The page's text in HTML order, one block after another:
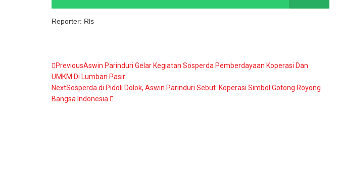
Reporter: Rls
PreviousAswin Parinduri Gelar Kegiatan Sosperda Pemberdayaan Koperasi Dan
UMKM Di Lumban Pasir
NextSosperda di Pidoli Dolok, Aswin Parinduri Sebut Koperasi Simbol Gotong Royong
Bangsa Indonesia